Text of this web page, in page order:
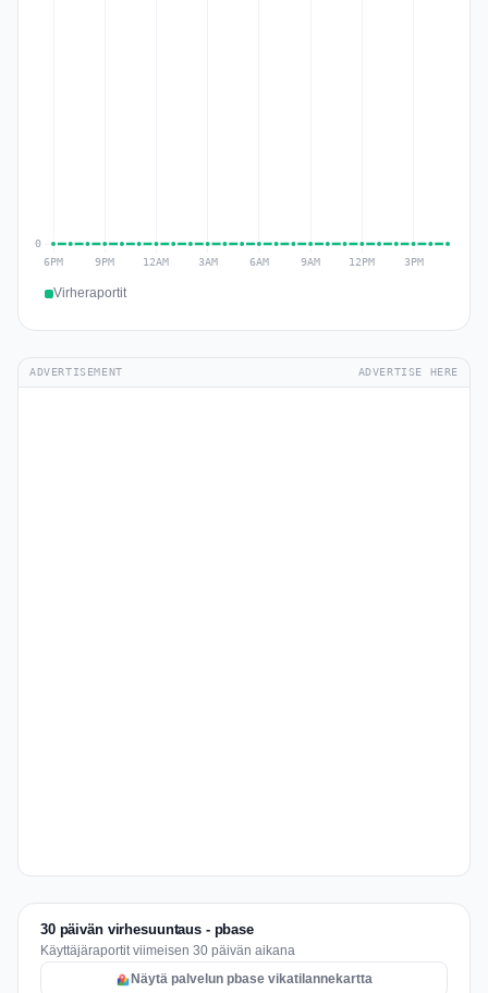
Virheraportit
ADVERTISEMENT ADVERTISE HERE
30 päivän virhesuuntaus - pbase
Käyttäjäraportit viimeisen 30 päivän aikana
Näytä palvelun pbase vikatilannekartta